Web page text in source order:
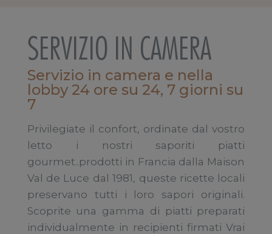
SERVIZIO IN CAMERA
Servizio in camera e nella
lobby 24 ore su 24, 7 giorni su
7
Privilegiate il confort, ordinate dal vostro
letto i nostri saporiti piatti
gourmet..prodotti in Francia dalla Maison
Val de Luce dal 1981, queste ricette locali
preservano tutti i loro sapori originali.
Scoprite una gamma di piatti preparati
individualmente in recipienti firmati Vrai